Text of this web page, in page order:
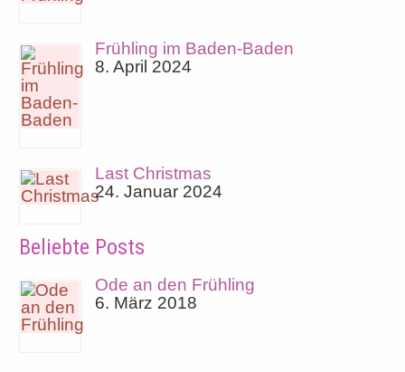
Frühling im Baden-Baden
8. April 2024
Last Christmas
24. Januar 2024
Beliebte Posts
Ode an den Frühling
6. März 2018